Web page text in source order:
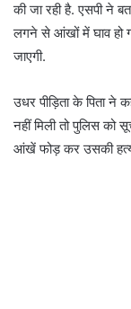
की जा रही है. एसपी ने
लगने से आंखों में घाव हो
जाएगी.
उधर पीड़िता के पिता
नहीं मिली तो पुलिस
आंखें फोड़ कर उसकी